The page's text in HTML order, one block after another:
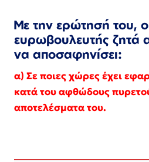
Με την ερώτησή του,
ευρωβουλευτής ζητά
να αποσαφηνίσει:
α) Σε ποιες χώρες έχει
κατά του αφθώδους
αποτελέσματα του.